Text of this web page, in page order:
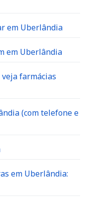
em Uberlândia
em Uberlândia
farmácias
(com telefone e
em Uberlândia: